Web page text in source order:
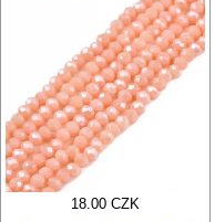
18.00 CZK